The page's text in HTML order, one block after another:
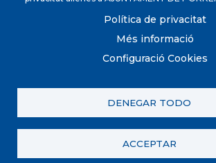
Fax (+34) 971 168265
reservados.
Contacta con nosotros
Política de
Política de galetes (Cookies)
Política de Xarxes
Política de privacitat
Més informació
Configuració Cookies
DENEGAR TODO
ACCEPTAR